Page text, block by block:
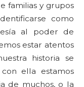
familias y grupos
como
al poder de
estar atentos
historia se
ella estamos
de muchos, o la